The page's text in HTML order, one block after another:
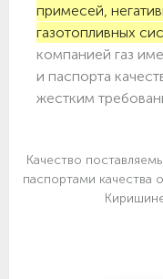
примесей,
газотопливных
компанией газ
и паспорта
жестким
Качество
паспортами качества